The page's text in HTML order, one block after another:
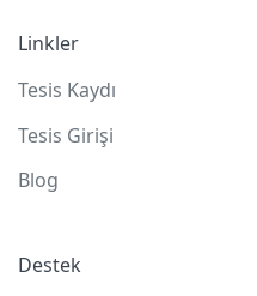
Linkler
Tesis Kaydı
Tesis Girişi
Blog
Destek